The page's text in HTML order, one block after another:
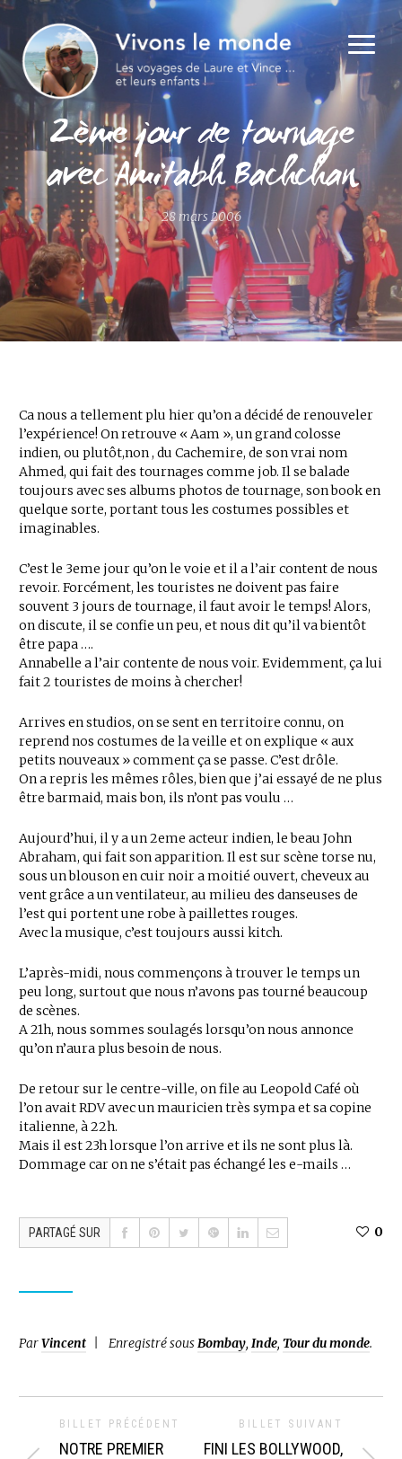
2ème jour de tournage
avec Amitabh Bachchan
28 mars 2006
Ca nous a tellement plu hier qu’on a décidé de renouveler
l’expérience! On retrouve « Aam », un grand colosse
indien, ou plutôt,non , du Cachemire, de son vrai nom
Ahmed, qui fait des tournages comme job. Il se balade
toujours avec ses albums photos de tournage, son book en
quelque sorte, portant tous les costumes possibles et
imaginables.
C’est le 3eme jour qu’on le voie et il a l’air content de nous
revoir. Forcément, les touristes ne doivent pas faire
souvent 3 jours de tournage, il faut avoir le temps! Alors,
on discute, il se confie un peu, et nous dit qu’il va bientôt
être papa ….
Annabelle a l’air contente de nous voir. Evidemment, ça lui
fait 2 touristes de moins à chercher!
Arrives en studios, on se sent en territoire connu, on
reprend nos costumes de la veille et on explique « aux
petits nouveaux » comment ça se passe. C’est drôle.
On a repris les mêmes rôles, bien que j’ai essayé de ne plus
être barmaid, mais bon, ils n’ont pas voulu …
Aujourd’hui, il y a un 2eme acteur indien, le beau John
Abraham, qui fait son apparition. Il est sur scène torse nu,
sous un blouson en cuir noir a moitié ouvert, cheveux au
vent grâce a un ventilateur, au milieu des danseuses de
l’est qui portent une robe à paillettes rouges.
Avec la musique, c’est toujours aussi kitch.
L’après-midi, nous commençons à trouver le temps un
peu long, surtout que nous n’avons pas tourné beaucoup
de scènes.
A 21h, nous sommes soulagés lorsqu’on nous annonce
qu’on n’aura plus besoin de nous.
De retour sur le centre-ville, on file au Leopold Café où
l’on avait RDV avec un mauricien très sympa et sa copine
italienne, à 22h.
Mais il est 23h lorsque l’on arrive et ils ne sont plus là.
Dommage car on ne s’était pas échangé les e-mails …
PARTAGÉ SUR 0
ParVincent Enregistré sousBombay, Inde, Tour du monde.
BILLET PRÉCÉDENT
NOTRE PREMIER
BILLET SUIVANT
FINI LES BOLLYWOOD,